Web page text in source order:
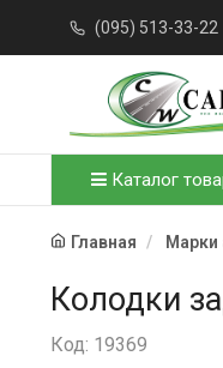
(095) 513-33-22
Каталог
Главная Марки
Колодки
Код: 19369